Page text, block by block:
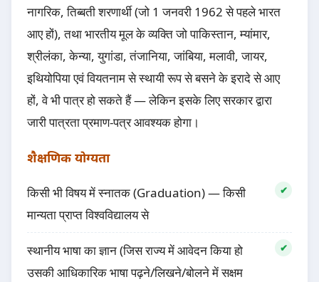
नागरिक, तिब्बती शरणार्थी (जो 1 जनवरी 1962 से पहले भारत
आए हों), तथा भारतीय मूल के व्यक्ति जो पाकिस्तान, म्यांमार,
श्रीलंका, केन्या, युगांडा, तंजानिया, जांबिया, मलावी, जायर,
इथियोपिया एवं वियतनाम से स्थायी रूप से बसने के इरादे से आए
हों, वे भी पात्र हो सकते हैं — लेकिन इसके लिए सरकार द्वारा
जारी पात्रता प्रमाण-पत्र आवश्यक होगा।
शैक्षणिक योग्यता
किसी भी विषय में स्नातक (Graduation) — किसी
मान्यता प्राप्त विश्वविद्यालय से
स्थानीय भाषा का ज्ञान (जिस राज्य में आवेदन किया हो
उसकी आधिकारिक भाषा पढ़ने/लिखने/बोलने में सक्षम